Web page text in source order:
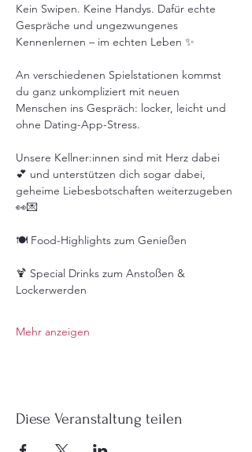
Kein Swipen. Keine Handys. Dafür echte
Gespräche und ungezwungenes
Kennenlernen – im echten Leben ✨
An verschiedenen Spielstationen kommst
du ganz unkompliziert mit neuen
Menschen ins Gespräch: locker, leicht und
ohne Dating-App-Stress.
Unsere Kellner:innen sind mit Herz dabei
💕 und unterstützen dich sogar dabei,
geheime Liebesbotschaften weiterzugeben
👀💌
🍽️ Food-Highlights zum Genießen
🍹 Special Drinks zum Anstoßen &
Lockerwerden
Mehr anzeigen
Diese Veranstaltung teilen